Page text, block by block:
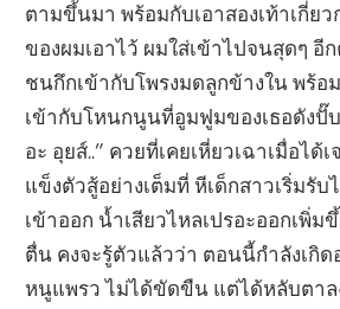
ตามขึ้นมา พร้อมกับเอาสองเท้าเกี่ยว
ของผมเอาไว้ ผมใส่เข้าไปจนสุดๆ อี
ชนกึกเข้ากับโพรงมดลูกข้างใน พร้อ
เข้ากับโหนกนูนที่อูมฟูมของเธอดังปั๊
อะ อุยส์..” ควยที่เคยเหี่ยวเฉาเมื่อไ
แข็งตัวสู้อย่างเต็มที่ หีเด็กสาวเริ่มรับ
เข้าออก น้ำเสียวไหลเปรอะออกเพิ่มขึ้
ตื่น คงจะรู้ตัวแล้วว่า ตอนนี้กำลังเกิ
หนูแพรว ไม่ได้ขัดขืน แต่ได้หลับตาล